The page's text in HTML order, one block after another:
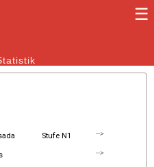
☰
Frauen
Stufe N1 -->
-->